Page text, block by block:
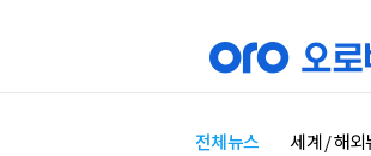
전체뉴스 세계 / 해외